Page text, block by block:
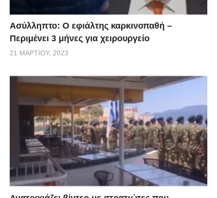
Ασύλληπτο: Ο εφιάλτης καρκινοπαθή –
Περιμένει 3 μήνες για χειρουργείο
21 ΜΑΡΤΊΟΥ, 2023